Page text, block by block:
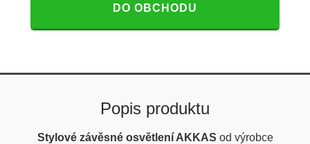
DO OBCHODU
Popis produktu
Stylové závěsné osvětlení AKKAS od výrobce